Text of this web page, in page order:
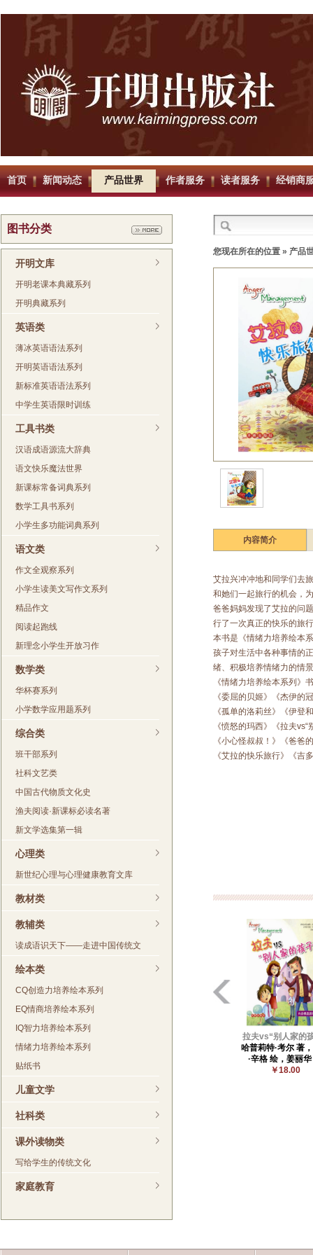
首页 新闻动态 产品世界 作者服务 读者服务 经销商
图书分类
开明文库
开明老课本典藏系列
开明典藏系列
英语类
薄冰英语语法系列
开明英语语法系列
新标准英语语法系列
中学生英语限时训练
工具书类
汉语成语源流大辞典
语文快乐魔法世界
新课标常备词典系列
数学工具书系列
小学生多功能词典系列
语文类
作文全观察系列
小学生读美文写作文系列
精品作文
阅读起跑线
新理念小学生开放习作
数学类
华杯赛系列
小学数学应用题系列
综合类
班干部系列
社科文艺类
中国古代物质文化史
渔夫阅读·新课标必读名著
新文学选集第一辑
心理类
新世纪心理与心理健康教育文库
教材类
教辅类
读成语识天下——走进中国传统文
绘本类
CQ创造力培养绘本系列
EQ情商培养绘本系列
IQ智力培养绘本系列
情绪力培养绘本系列
贴纸书
儿童文学
社科类
课外读物类
写给学生的传统文化
家庭教育
您现在所在的位置 » 产品
内容简介
艾拉兴冲冲地和同学们去
和她们一起旅行的机会，
爸爸妈妈发现了艾拉的问
行了一次真正的快乐的旅
本书是《情绪力培养绘本
孩子对生活中各种事情的
绪、积极培养情绪力的情
《情绪力培养绘本系列》
《委屈的贝姬》《杰伊的
《孤单的洛莉丝》《伊登
《愤怒的玛西》《拉夫vs“
《小心怪叔叔！》《爸爸
《艾拉的快乐旅行》《吉
拉夫vs“别人家的
哈普莉特·考尔 著
·辛格 绘，姜丽
￥18.00